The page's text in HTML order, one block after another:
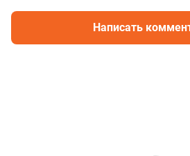
Написать